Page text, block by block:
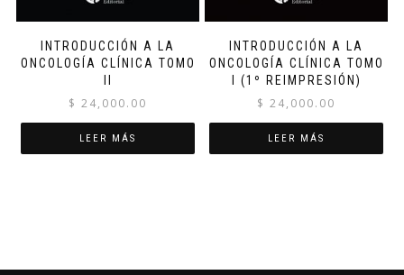
INTRODUCCIÓN A LA
ONCOLOGÍA CLÍNICA TOMO
$ 24,000.00
LEER MÁS
INTRODUCCIÓN A LA
ONCOLOGÍA CLÍNICA TOMO
I (1º REIMPRESIÓN)
$ 24,000.00
LEER MÁS